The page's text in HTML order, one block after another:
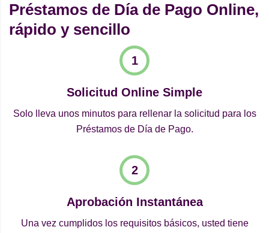
Préstamos de Día de Pago Online,
rápido y sencillo
Solicitud Online Simple
Solo lleva unos minutos para rellenar la solicitud para los
Préstamos de Día de Pago.
Aprobación Instantánea
Una vez cumplidos los requisitos básicos, usted tiene